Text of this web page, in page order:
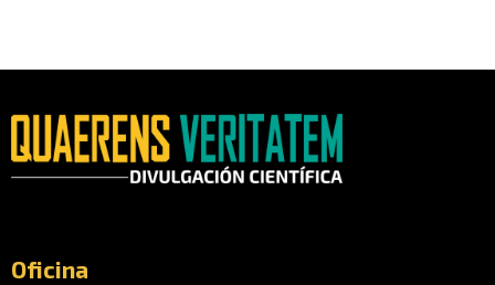
Oficina